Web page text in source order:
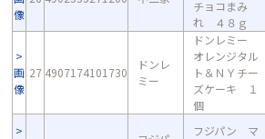
像
チョコまみ
れ ４８ｇ
画
像
27 4907174101730
ドンレ
ミー
ドンレミー
オレンジタル
ト＆ＮＹチー
ズケーキ １
個
フジパン マ